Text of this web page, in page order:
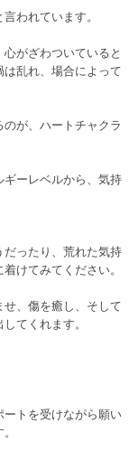
われています。
がざわついていると
乱れ、場合によって
が、ハートチャクラ
ギーレベルから、気持
だったり、荒れた気持
けてみてください。
、傷を癒し、そして
てくれます。
トを受けながら願い